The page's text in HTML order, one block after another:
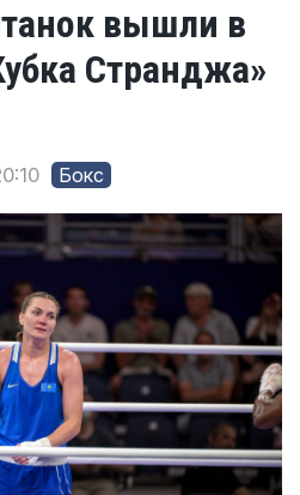
вышли в
Странджа»
Бокс